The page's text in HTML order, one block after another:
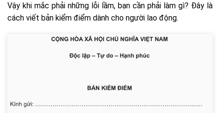
Vậy khi mắc phải những lỗi lầm, bạn cần phải làm gì? Đây là
cách viết bản kiểm điểm dành cho người lao động.